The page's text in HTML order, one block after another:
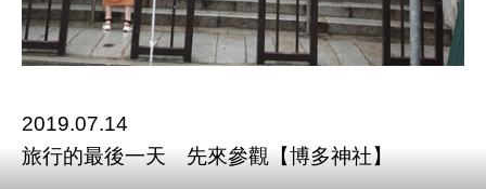
2019.07.14
旅行的最後一天 先來參觀【博多神社】